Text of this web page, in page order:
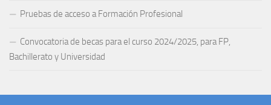
Pruebas de acceso a Formación Profesional
Convocatoria de becas para el curso 2024/2025, para FP,
Bachillerato y Universidad